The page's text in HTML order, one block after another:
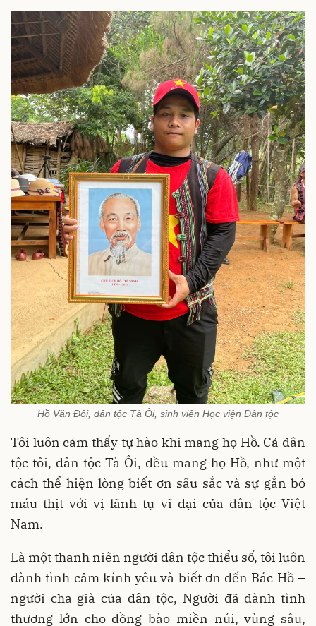
Hồ Văn Đôi, dân tộc Tà Ôi, sinh viên Học viện Dân tộc
Tôi luôn cảm thấy tự hào khi mang họ Hồ. Cả dân
tộc tôi, dân tộc Tà Ôi, đều mang họ Hồ, như một
cách thể hiện lòng biết ơn sâu sắc và sự gắn bó
máu thịt với vị lãnh tụ vĩ đại của dân tộc Việt
Nam.
Là một thanh niên người dân tộc thiểu số, tôi luôn
dành tình cảm kính yêu và biết ơn đến Bác Hồ –
người cha già của dân tộc, Người đã dành tình
thương lớn cho đồng bào miền núi, vùng sâu,